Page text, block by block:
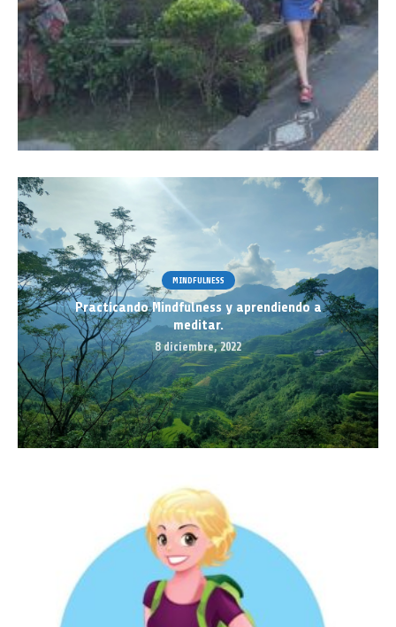
MINDFULNESS
Practicando Mindfulness y aprendiendo a
meditar.
8 diciembre, 2022